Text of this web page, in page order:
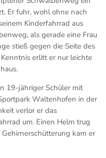
Er fuhr, wohl ohne nach
Kinderfahrrad aus
als gerade eine Frau
stieß gegen die Seite des
erlitt er nur leichte
19-jähriger Schüler mit
Waltenhofen in der
verlor er das
um. Einen Helm trug
kam er